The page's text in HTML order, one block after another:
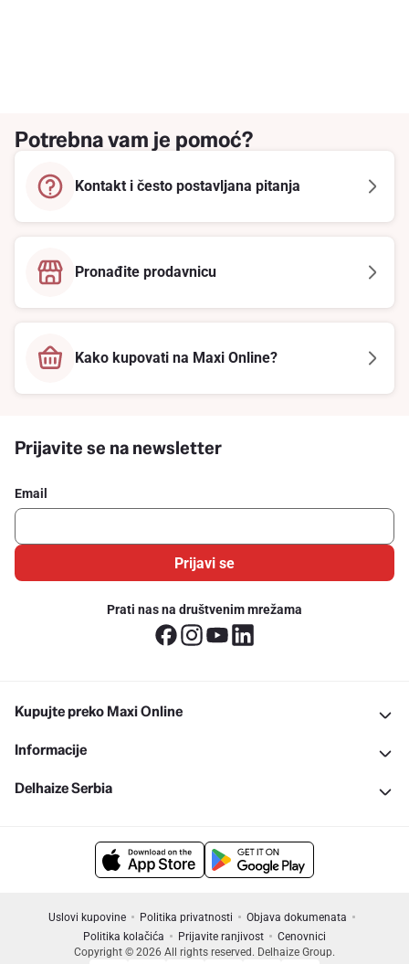
Potrebna vam je pomoć?
Kontakt i često postavljana pitanja
Pronađite prodavnicu
Kako kupovati na Maxi Online?
Prijavite se na newsletter
Email
Prijavi se
Prati nas na društvenim mrežama
Kupujte preko Maxi Online
Informacije
Delhaize Serbia
Uslovi kupovine Politika privatnosti
Objava dokumenata
Politika kolačića
Prijavite ranjivost
Cenovnici
Copyright © 2026 All rights reserved. Delhaize Group.